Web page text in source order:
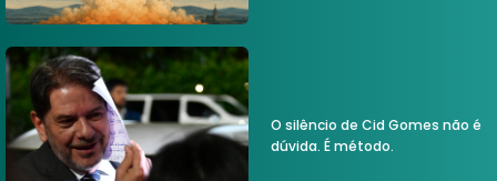
O silêncio de Cid Gomes não é
dúvida. É método.